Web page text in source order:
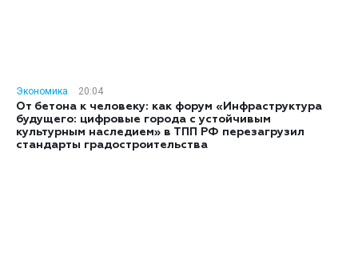
Экономика
20:04
От бетона к человеку: как форум «Инфраструктура
будущего: цифровые города с устойчивым
культурным наследием» в ТПП РФ перезагрузил
стандарты градостроительства